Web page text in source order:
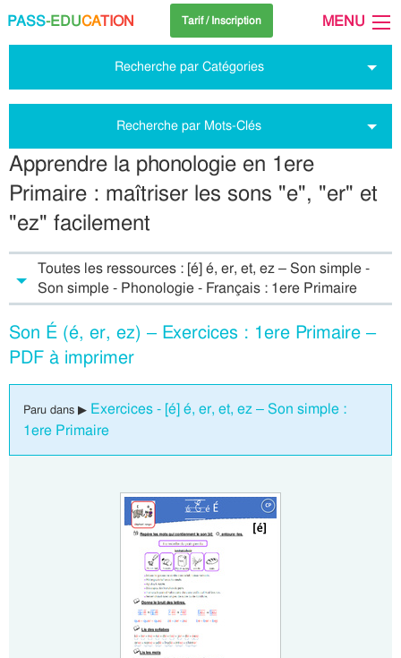
PASS-EDUCATION Tarif / Inscription MENU
Recherche par Catégories
Recherche par Mots-Clés
Apprendre la phonologie en 1ere
Primaire : maîtriser les sons "e", "er" et
"ez" facilement
Toutes les ressources : [é] é, er, et, ez – Son simple -
Son simple - Phonologie - Français : 1ere Primaire
Son É (é, er, ez) – Exercices : 1ere Primaire –
PDF à imprimer
Paru dans ▶ Exercices - [é] é, er, et, ez – Son simple :
1ere Primaire